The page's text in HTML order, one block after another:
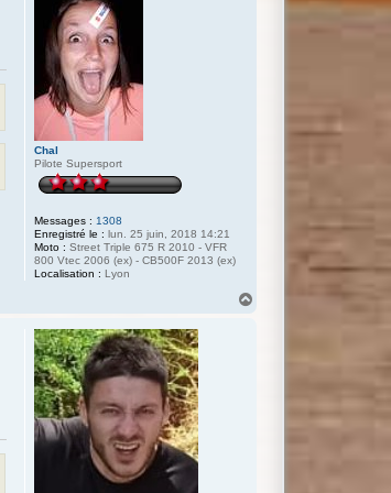
Chal
Pilote Supersport
Messages : 1308
Enregistré le : lun. 25 juin, 2018 14:21
Moto : Street Triple 675 R 2010 - VFR
800 Vtec 2006 (ex) - CB500F 2013 (ex)
Localisation : Lyon